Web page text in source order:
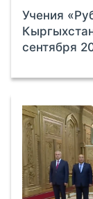
Учения
сентября